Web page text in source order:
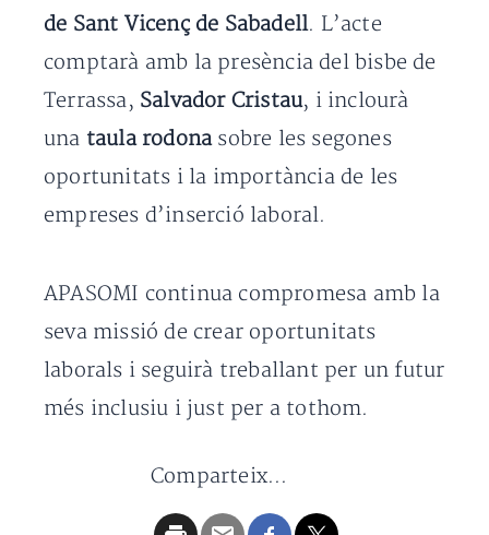
de Sant Vicenç de Sabadell. L’acte
comptarà amb la presència del bisbe de
Terrassa, Salvador Cristau, i inclourà
una taula rodonasobre les segones
oportunitats i la importància de les
empreses d’inserció laboral.
APASOMI continua compromesa amb la
seva missió de crear oportunitats
laborals i seguirà treballant per un futur
més inclusiu i just per a tothom.
Comparteix...